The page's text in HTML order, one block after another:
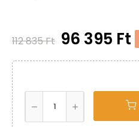
112 835 Ft 96 395 Ft